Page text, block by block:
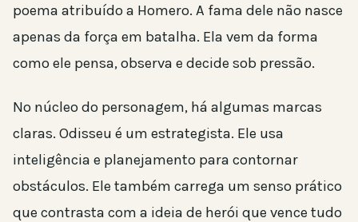
poema atribuído a Homero. A fama dele não nasce
apenas da força em batalha. Ela vem da forma
como ele pensa, observa e decide sob pressão.
No núcleo do personagem, há algumas marcas
claras. Odisseu é um estrategista. Ele usa
inteligência e planejamento para contornar
obstáculos. Ele também carrega um senso prático
que contrasta com a ideia de herói que vence tudo